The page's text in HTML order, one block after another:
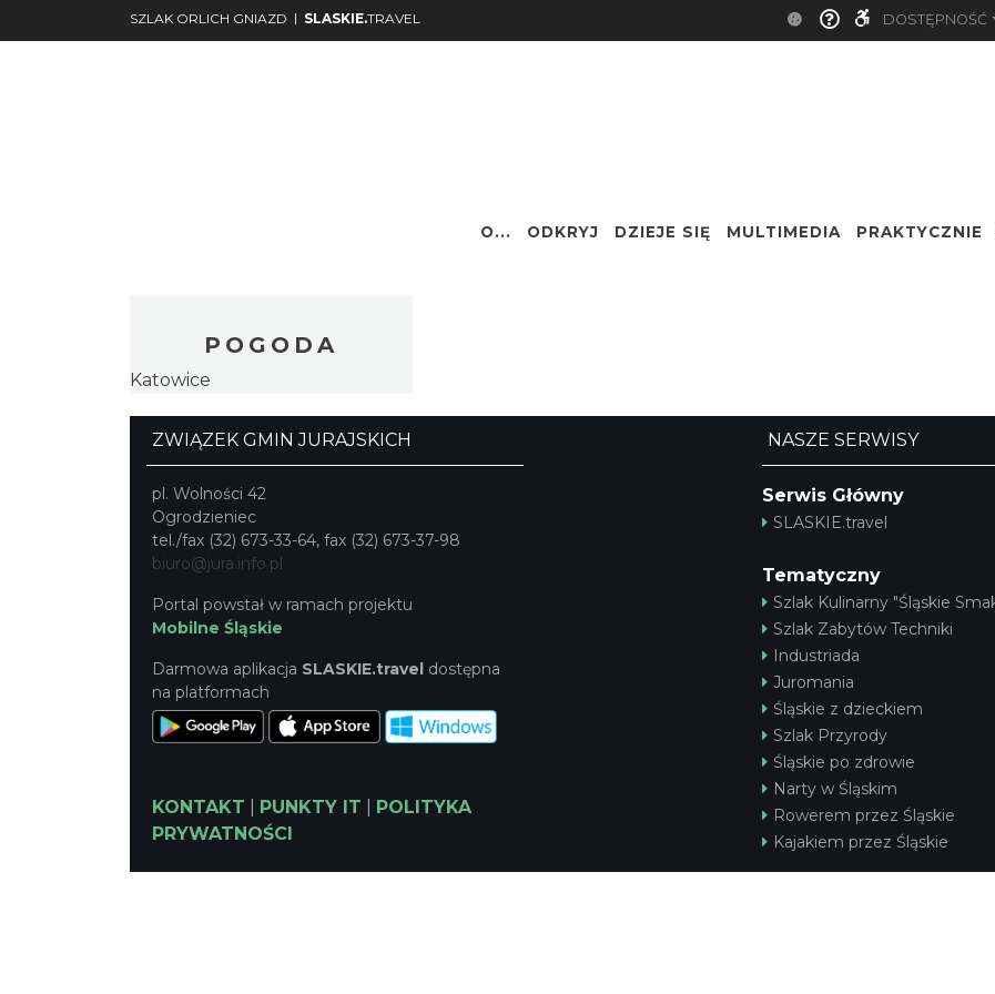
SZLAK ORLICH GNIAZD | SLASKIE.TRAVEL DOSTĘPNOŚĆ
O... ODKRYJ DZIEJE SIĘ MULTIMEDIA PRAKTYCZNIE
POGODA
Katowice
ZWIĄZEK GMIN JURAJSKICH
pl. Wolności 42
Ogrodzieniec
tel./fax (32) 673-33-64, fax (32) 673-37-98
biuro@jura.info.pl
Portal powstał w ramach projektu
Mobilne Śląskie
Darmowa aplikacja SLASKIE.travel dostępna
na platformach
KONTAKT PUNKTY IT
POLITYKA
PRYWATNOŚCI
NASZE SERWISY
Serwis Główny
SLASKIE.travel
Tematyczny
Szlak Kulinarny "Śląskie
Szlak Zabytów Techniki
Industriada
Juromania
Śląskie z dzieckiem
Szlak Przyrody
Śląskie po zdrowie
Narty w Śląskim
Rowerem przez Śląskie
Kajakiem przez Śląskie